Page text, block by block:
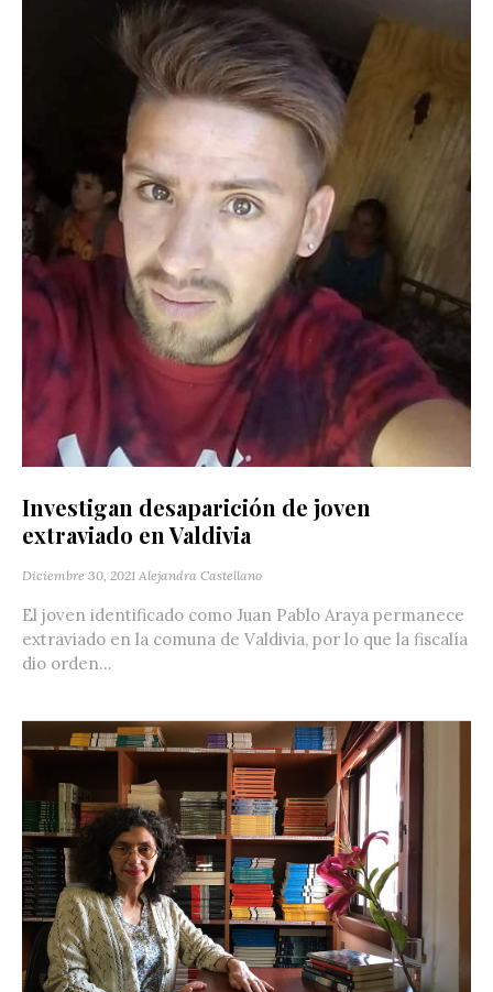
Investigan desaparición de joven
extraviado en Valdivia
Diciembre 30, 2021 Alejandra Castellano
El joven identificado como Juan Pablo Araya permanece
extraviado en la comuna de Valdivia, por lo que la fiscalía
dio orden...